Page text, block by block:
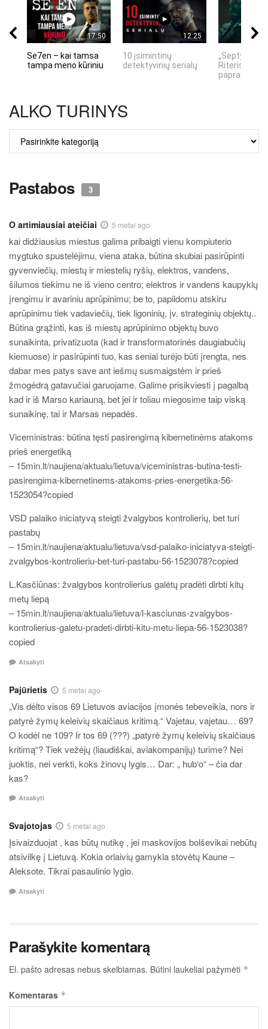
17:50
Se7en – kai tamsa
tampa meno kūriniu
12:25
10 įsimintinų
detektyvinių serialų
„Septynių
Riteris" – kai
ALKO TURINYS
ALKO
TURINYS
Pastabos 3
O artimiausiai ateičiai 5 metai ago
kai didžiausius miestus galima pribaigti vienu kompiuterio
mygtuko spustelėjimu, viena ataka, būtina skubiai pasirūpinti
gyvenviečių, miestų ir miestelių ryšių, elektros, vandens,
šilumos tiekimu ne iš vieno centro; elektros ir vandens kaupyklų
įrengimu ir avariniu aprūpinimu; be to, papildomu atskiru
aprūpinimu tiek vadaviečių, tiek ligoninių, įv. strateginių objektų..
Būtina grąžinti, kas iš miestų aprūpinimo objektų buvo
sunaikinta, privatizuota (kad ir transformatorinės daugiabučių
kiemuose) ir pasirūpinti tuo, kas seniai turėjo būti įrengta, nes
dabar mes patys save ant iešmų susmaigstėm ir prieš
žmogėdrą gatavučiai garuojame. Galime prisikviesti į pagalbą
kad ir iš Marso kariauną, bet jei ir toliau miegosime taip viską
sunaikinę, tai ir Marsas nepadės.
Viceministras: būtina tęsti pasirengimą kibernetinėms atakoms
prieš energetiką
– 15min.lt/naujiena/aktualu/lietuva/viceministras-butina-testi-
pasirengima-kibernetinems-atakoms-pries-energetika-56-
1523054?copied
VSD palaiko iniciatyvą steigti žvalgybos kontrolierių, bet turi
pastabų
– 15min.lt/naujiena/aktualu/lietuva/vsd-palaiko-iniciatyva-steigti-
zvalgybos-kontrolieriu-bet-turi-pastabu-56-1523078?copied
L.Kasčiūnas: žvalgybos kontrolierius galėtų pradėti dirbti kitų
metų liepą
– 15min.lt/naujiena/aktualu/lietuva/l-kasciunas-zvalgybos-
kontrolierius-galetu-pradeti-dirbti-kitu-metu-liepa-56-1523038?
copied
Atsakyti
Pajūrietis 5 metai ago
„Vis dėlto visos 69 Lietuvos aviacijos įmonės tebeveikia, nors ir
patyrė žymų keleivių skaičiaus kritimą.“ Vajetau, vajetau… 69?
O kodėl ne 109? Ir tos 69 (???) „patyrė žymų keleivių skaičiaus
kritimą“? Tiek vežėjų (liaudiškai, aviakompanijų) turime? Nei
juoktis, nei verkti, koks žinovų lygis… Dar: „ hub‘o“ – čia dar
kas?
Atsakyti
Svajotojas 5 metai ago
Įsivaizduojat , kas būtų nutikę , jei maskovijos bolševikai nebūtų
atsivilkę į Lietuvą. Kokia orlaivių gamykla stovėtų Kaune –
Aleksote. Tikrai pasaulinio lygio.
Atsakyti
Parašykite komentarą
El. pašto adresas nebus skelbiamas. Būtini laukeliai pažymėti *
Komentaras *